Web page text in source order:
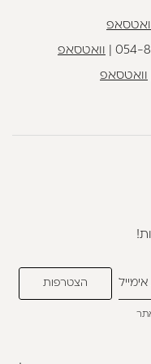
וואטסאפ
054- וואטסאפ
וואטסאפ